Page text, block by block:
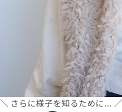
＼ さらに様子を知るために… ／